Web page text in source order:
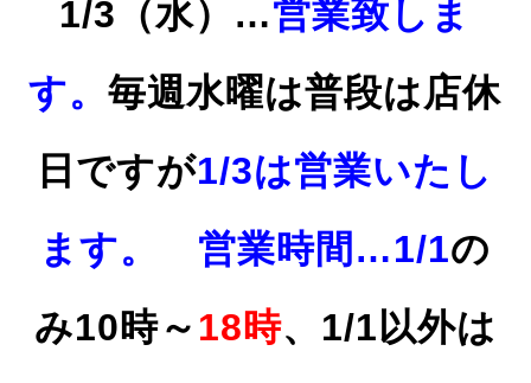
1/3（水）…営業致しま
す。毎週水曜は普段は店休
日ですが1/3は営業いたし
ます。 営業時間…1/1の
み10時～ 18時、1/1以外は